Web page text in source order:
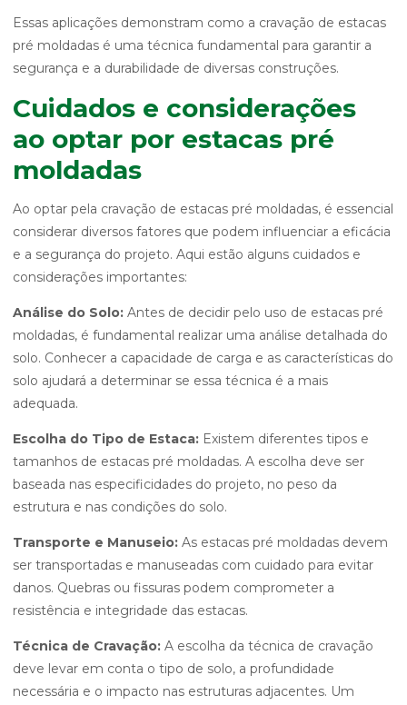
Essas aplicações demonstram como a cravação de estacas
pré moldadas é uma técnica fundamental para garantir a
segurança e a durabilidade de diversas construções.
Cuidados e considerações
ao optar por estacas pré
moldadas
Ao optar pela cravação de estacas pré moldadas, é essencial
considerar diversos fatores que podem influenciar a eficácia
e a segurança do projeto. Aqui estão alguns cuidados e
considerações importantes:
Análise do Solo: Antes de decidir pelo uso de estacas pré
moldadas, é fundamental realizar uma análise detalhada do
solo. Conhecer a capacidade de carga e as características do
solo ajudará a determinar se essa técnica é a mais
adequada.
Escolha do Tipo de Estaca: Existem diferentes tipos e
tamanhos de estacas pré moldadas. A escolha deve ser
baseada nas especificidades do projeto, no peso da
estrutura e nas condições do solo.
Transporte e Manuseio: As estacas pré moldadas devem
ser transportadas e manuseadas com cuidado para evitar
danos. Quebras ou fissuras podem comprometer a
resistência e integridade das estacas.
Técnica de Cravação: A escolha da técnica de cravação
deve levar em conta o tipo de solo, a profundidade
necessária e o impacto nas estruturas adjacentes. Um